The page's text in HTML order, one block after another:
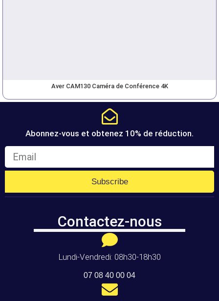
Aver CAM130 Caméra de Conférence 4K
Abonnez-vous et obtenez 10% de réduction.
Subscribe
Contactez-nous
Lundi-Vendredi: 08h30-18h30
07 08 40 00 04